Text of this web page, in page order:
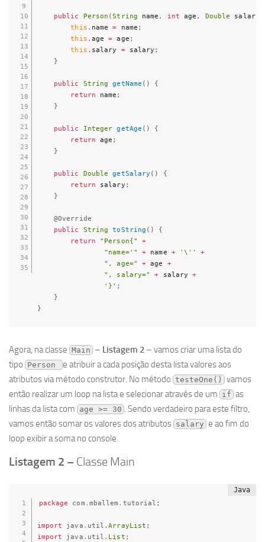
public Person (String name , int age , Double salary
this . name = name ;
this . age = age ;
this . salary = salary ;
}
public String getName ( )
{
return name ;
}
public Integer getAge ( )
{
return age ;
}
public Double getSalary ( )
{
return salary ;
}
@Override
public
String toString ( )
{
return
"Person{"
+
"name='"
+ name + '\''
+
", age="
+ age +
", salary="
+ salary +
'}' ;
}
}
Agora, na classe Main – Listagem 2 – vamos criar uma lista do
tipo Person
e atribuir a cada posição desta lista valores aos
atributos via método construtor. No método testeOne()
vamos
então realizar um loop na lista e selecionar através de um if as
linhas da lista com age >= 30
. Sendo verdadeiro para este filtro,
vamos então somar os valores dos atributos salary e ao fim do
loop exibir a soma no console.
Listagem 2 – Classe Main
package com . mballem . tutorial ;
import java . util .ArrayList ;
import
java . util . List ;